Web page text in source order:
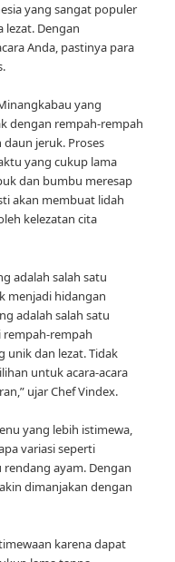
yang sangat populer
lezat. Dengan
Anda, pastinya para
yang
dengan rempah-rempah
daun jeruk. Proses
yang cukup lama
dan bumbu meresap
akan membuat lidah
kelezatan cita
adalah salah satu
menjadi hidangan
adalah salah satu
rempah-rempah
unik dan lezat. Tidak
untuk acara-acara
ujar Chef Vindex.
yang lebih istimewa,
variasi seperti
ayam. Dengan
dimanjakan dengan
karena dapat